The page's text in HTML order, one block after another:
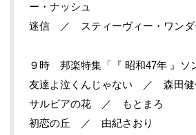
ー・ナッシュ
迷信 ／ スティーヴィー・ワンダ
９時 邦楽特集「『 昭和47年 』ソ
友達よ泣くんじゃない ／ 森田健
サルビアの花 ／ もとまろ
初恋の丘 ／ 由紀さおり